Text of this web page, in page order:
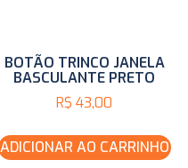
BOTÃO TRINCO JANELA
BASCULANTE PRETO
R$ 43,00
ADICIONAR AO CARRINHO